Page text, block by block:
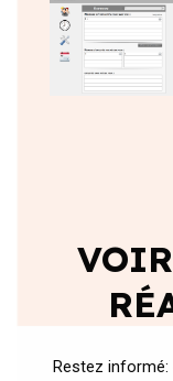
Restez